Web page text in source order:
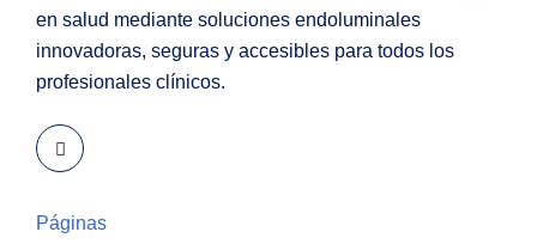
en salud mediante soluciones endoluminales
innovadoras, seguras y accesibles para todos los
profesionales clínicos.
Páginas